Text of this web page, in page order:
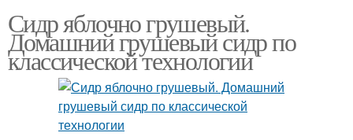
Сидр яблочно грушевый.
Домашний грушевый сидр по
классической технологии